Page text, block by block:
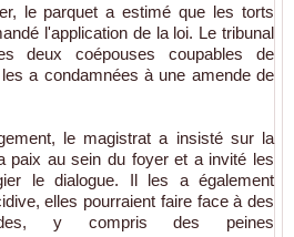
le parquet a estimé que les torts
l'application de la loi. Le tribunal
deux coépouses coupables de
a condamnées à une amende de
le magistrat a insisté sur la
paix au sein du foyer et a invité les
le dialogue. Il les a également
elles pourraient faire face à des
y compris des peines